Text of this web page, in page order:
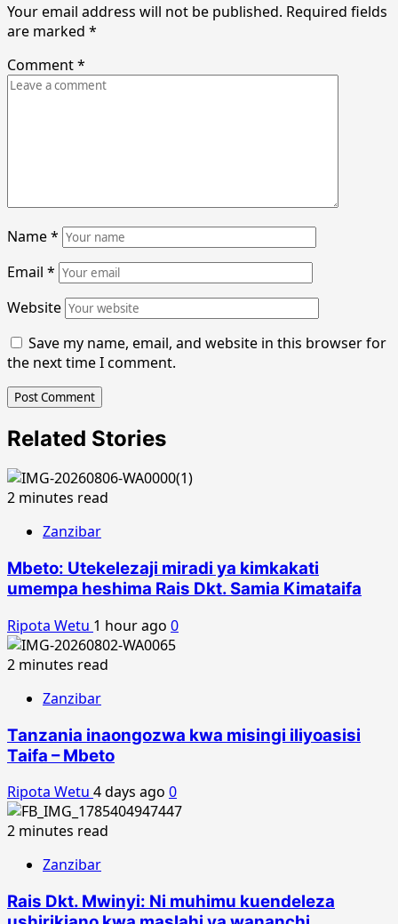
Your email address will not be published. Required fields
are marked *
Comment*
Name*
Email *
Website
Save my name, email, and website in this browser for
the next time I comment.
Related Stories
2 minutes read
Zanzibar
Mbeto: Utekelezaji miradi ya kimkakati
umempa heshima Rais Dkt. Samia Kimataifa
Ripota Wetu 1 hour ago 0
2 minutes read
Zanzibar
Tanzania inaongozwa kwa misingi iliyoasisi
Taifa – Mbeto
Ripota Wetu 4 days ago 0
2 minutes read
Zanzibar
Rais Dkt. Mwinyi: Ni muhimu kuendeleza